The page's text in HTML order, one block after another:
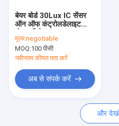
बेयर बोर्ड 30Lux IC सेंसर
ऑन ऑफ कंट्रोलडेलाइट
मूल्य:negotiable
MOQ:100 पीसी
नवीनतम कीमत पता करें
अब से संपर्क करें
और